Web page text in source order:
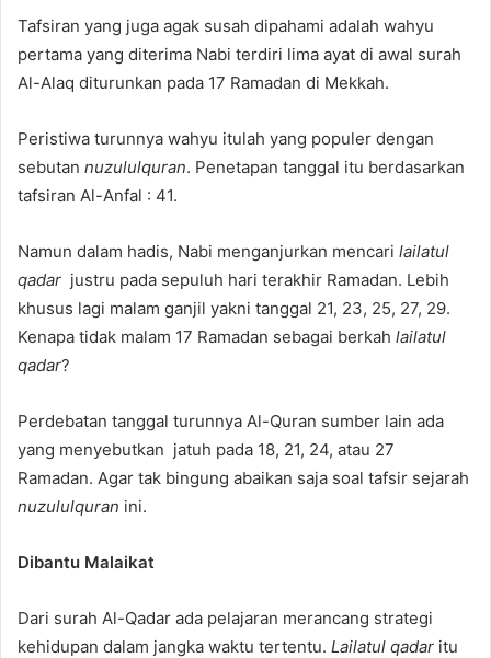
Tafsiran yang juga agak susah dipahami adalah wahyu
pertama yang diterima Nabi terdiri lima ayat di awal surah
Al-Alaq diturunkan pada 17 Ramadan di Mekkah.
Peristiwa turunnya wahyu itulah yang populer dengan
sebutan nuzululquran. Penetapan tanggal itu berdasarkan
tafsiran Al-Anfal : 41.
Namun dalam hadis, Nabi menganjurkan mencari lailatul
qadar justru pada sepuluh hari terakhir Ramadan. Lebih
khusus lagi malam ganjil yakni tanggal 21, 23, 25, 27, 29.
Kenapa tidak malam 17 Ramadan sebagai berkah lailatul
qadar?
Perdebatan tanggal turunnya Al-Quran sumber lain ada
yang menyebutkan jatuh pada 18, 21, 24, atau 27
Ramadan. Agar tak bingung abaikan saja soal tafsir sejarah
nuzululquran ini.
Dibantu Malaikat
Dari surah Al-Qadar ada pelajaran merancang strategi
kehidupan dalam jangka waktu tertentu. Lailatul qadar itu